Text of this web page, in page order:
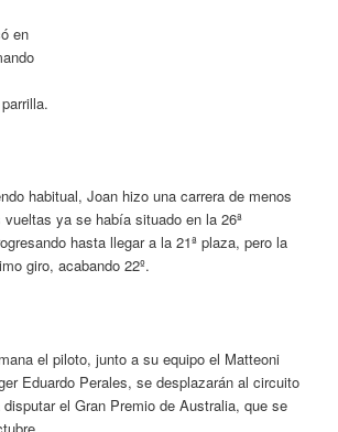
en
habitual, Joan hizo una carrera de menos
ya se había situado en la 26ª
hasta llegar a la 21ª plaza, pero la
giro, acabando 22º.
el piloto, junto a su equipo el Matteoni
Eduardo Perales, se desplazarán al circuito
el Gran Premio de Australia, que se